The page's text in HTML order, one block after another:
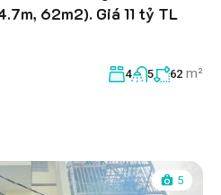
62m2). Giá 11 tỷ TL
4 5 62 m²
5